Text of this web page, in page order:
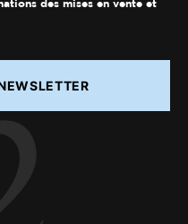
des mises en vente et